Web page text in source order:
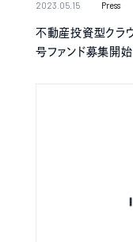
2023.05.15 Press
不動産投資型クラ
号ファンド募集開